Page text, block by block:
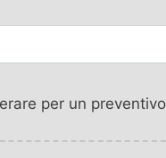
per un preventivo